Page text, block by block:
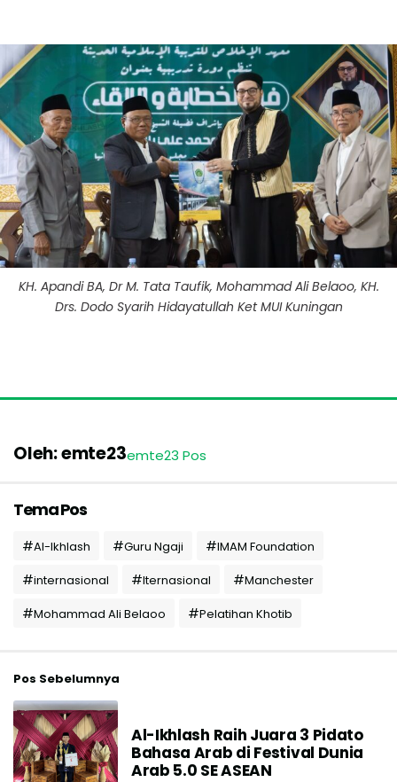
KH. Apandi BA, Dr M. Tata Taufik, Mohammad Ali Belaoo, KH.
Drs. Dodo Syarih Hidayatullah Ket MUI Kuningan
Oleh: emte23emte23 Pos
Tema Pos
Al-Ikhlash Guru Ngaji
IMAM Foundation
internasional
Iternasional
Manchester
Mohammad Ali Belaoo
Pelatihan Khotib
Pos Sebelumnya
Al-Ikhlash Raih Juara 3 Pidato
Bahasa Arab di Festival Dunia
Arab 5.0 SE ASEAN